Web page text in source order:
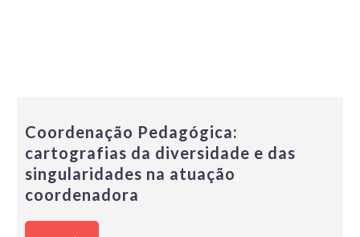
Coordenação Pedagógica:
cartografias da diversidade e das
singularidades na atuação
coordenadora